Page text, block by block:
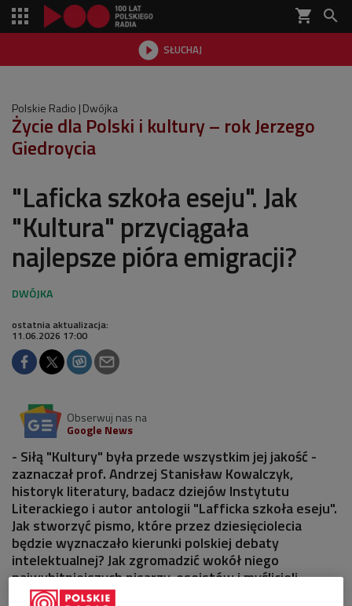
shopping_cart 
 SŁUCHAJ

Polskie Radio Dwójka
Życie dla Polski i kultury – rok Jerzego
Giedroycia
"Laficka szkoła eseju". Jak
"Kultura" przyciągała
najlepsze pióra emigracji?
ostatnia aktualizacja:
11.06.2026 17:00
Obserwuj nas na
Google News
- Siłą "Kultury" była przede wszystkim jej jakość -
zaznaczał prof. Andrzej Stanisław Kowalczyk,
historyk literatury, badacz dziejów Instytutu
Literackiego i autor antologii "Lafficka szkoła eseju".
Jak stworzyć pismo, które przez dziesięciolecia
będzie wyznaczało kierunki polskiej debaty
intelektualnej? Jak zgromadzić wokół niego
najwybitniejszych pisarzy, eseistów i myślicieli
emigracyjnych?